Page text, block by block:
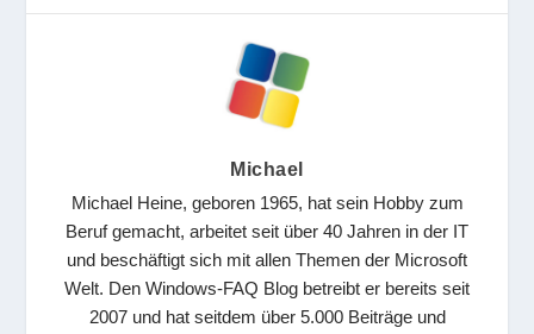
Michael
Michael Heine, geboren 1965, hat sein Hobby zum
Beruf gemacht, arbeitet seit über 40 Jahren in der IT
und beschäftigt sich mit allen Themen der Microsoft
Welt. Den Windows-FAQ Blog betreibt er bereits seit
2007 und hat seitdem über 5.000 Beiträge und